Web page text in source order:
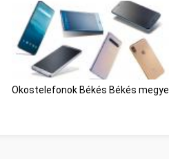
Okostelefonok Békés Békés megye